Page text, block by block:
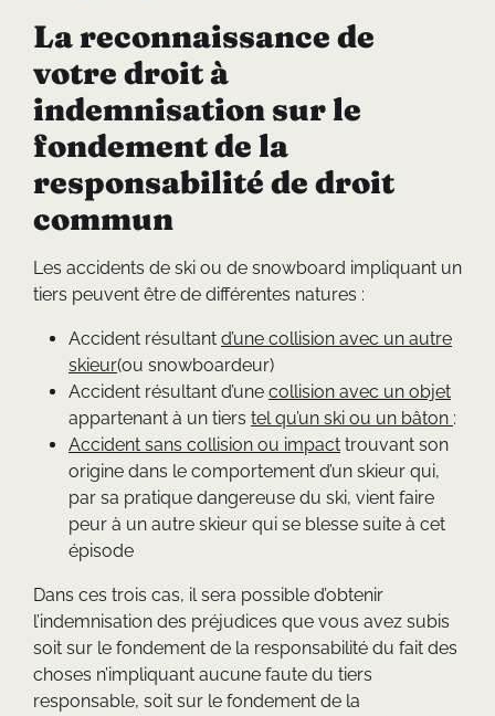
La reconnaissance de
votre droit à
indemnisation sur le
fondement de la
responsabilité de droit
commun
Les accidents de ski ou de snowboard impliquant un
tiers peuvent être de différentes natures :
Accident résultant d’une collision avec un autre
skieur(ou snowboardeur)
Accident résultant d’une collision avec un objet
appartenant à un tiers tel qu’un ski ou un bâton :
Accident sans collision ou impact trouvant son
origine dans le comportement d’un skieur qui,
par sa pratique dangereuse du ski, vient faire
peur à un autre skieur qui se blesse suite à cet
épisode
Dans ces trois cas, il sera possible d’obtenir
l’indemnisation des préjudices que vous avez subis
soit sur le fondement de la responsabilité du fait des
choses n’impliquant aucune faute du tiers
responsable, soit sur le fondement de la